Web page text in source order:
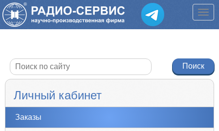
Личный кабинет
Заказы